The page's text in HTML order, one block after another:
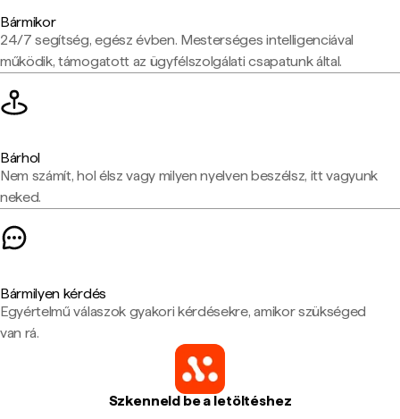
Bármikor
24/7 segítség, egész évben. Mesterséges intelligenciával
működik, támogatott az ügyfélszolgálati csapatunk által.
Bárhol
Nem számít, hol élsz vagy milyen nyelven beszélsz, itt vagyunk
neked.
Bármilyen kérdés
Egyértelmű válaszok gyakori kérdésekre, amikor szükséged
van rá.
Szkenneld be a letöltéshez